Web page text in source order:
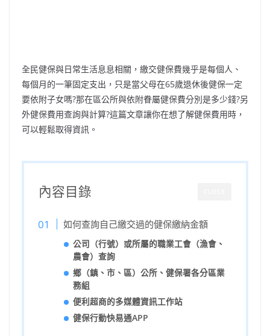
全民健保與日常生活息息相關，繳交健保費幾乎是每個人、
每個月的一筆固定支出，只是當父母在65歲退休後健保一定
要依附子女嗎?那在區公所與依附眷屬健保費分別是多少錢?另
外健保費用查詢與計算?這篇文章讓你在想了解健保費用時，
可以輕鬆取得資訊。
內容目錄
如何查詢自己繳交過的健保繳納金額
公司（行號）或所屬的職業工會（漁會、
農會）查詢
鄉（鎮、市、區）公所、健保署各分區業
務組
便利超商的多媒體資訊工作站
健保行動快易通APP